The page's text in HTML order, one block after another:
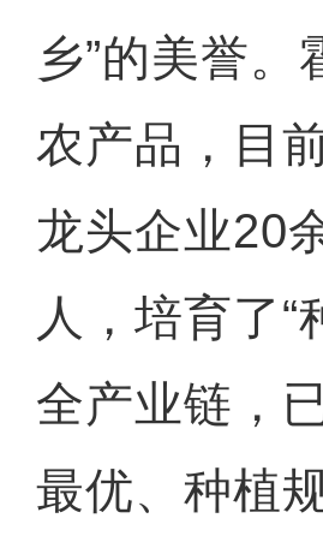
乡”的美誉
农产品，目
龙头企业20
人，培育了
全产业链，
最优、种植